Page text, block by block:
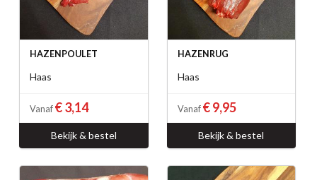
HAZENPOULET
Haas
Vanaf € 3,14
Bekijk & bestel
HAZENRUG
Haas
Vanaf € 9,95
Bekijk & bestel